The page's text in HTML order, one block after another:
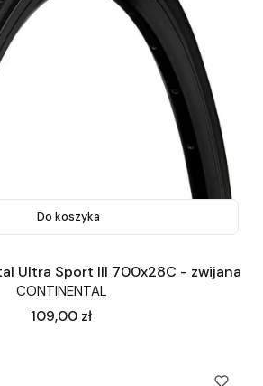
Do koszyka
Ultra Sport III 700x28C - zwijana
CONTINENTAL
Cena
109,00 zł